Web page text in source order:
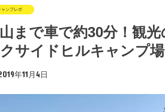
ャンプレポ
まで車で約30分！観
サイドヒルキャンプ
年11月4日